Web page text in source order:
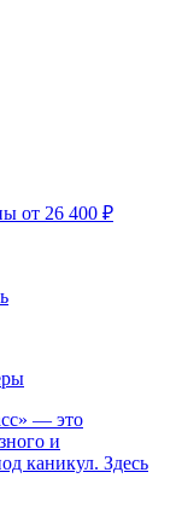
от 26 400 ₽
— это
и
каникул. Здесь